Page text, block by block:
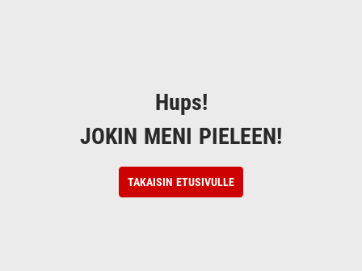
Hups!
JOKIN MENI PIELEEN!
TAKAISIN ETUSIVULLE